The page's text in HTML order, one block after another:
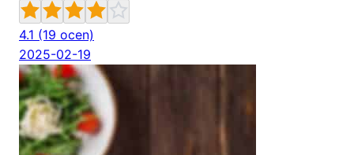
4.1 (19 ocen)
2025-02-19